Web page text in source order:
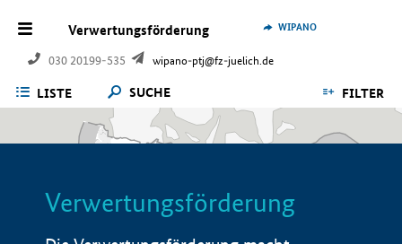
Verwertungsförderung
030 20199-535 wipano-ptj@fz-juelich.de
WIPANO
LISTE SUCHE FILTER
Verwertungsförderung